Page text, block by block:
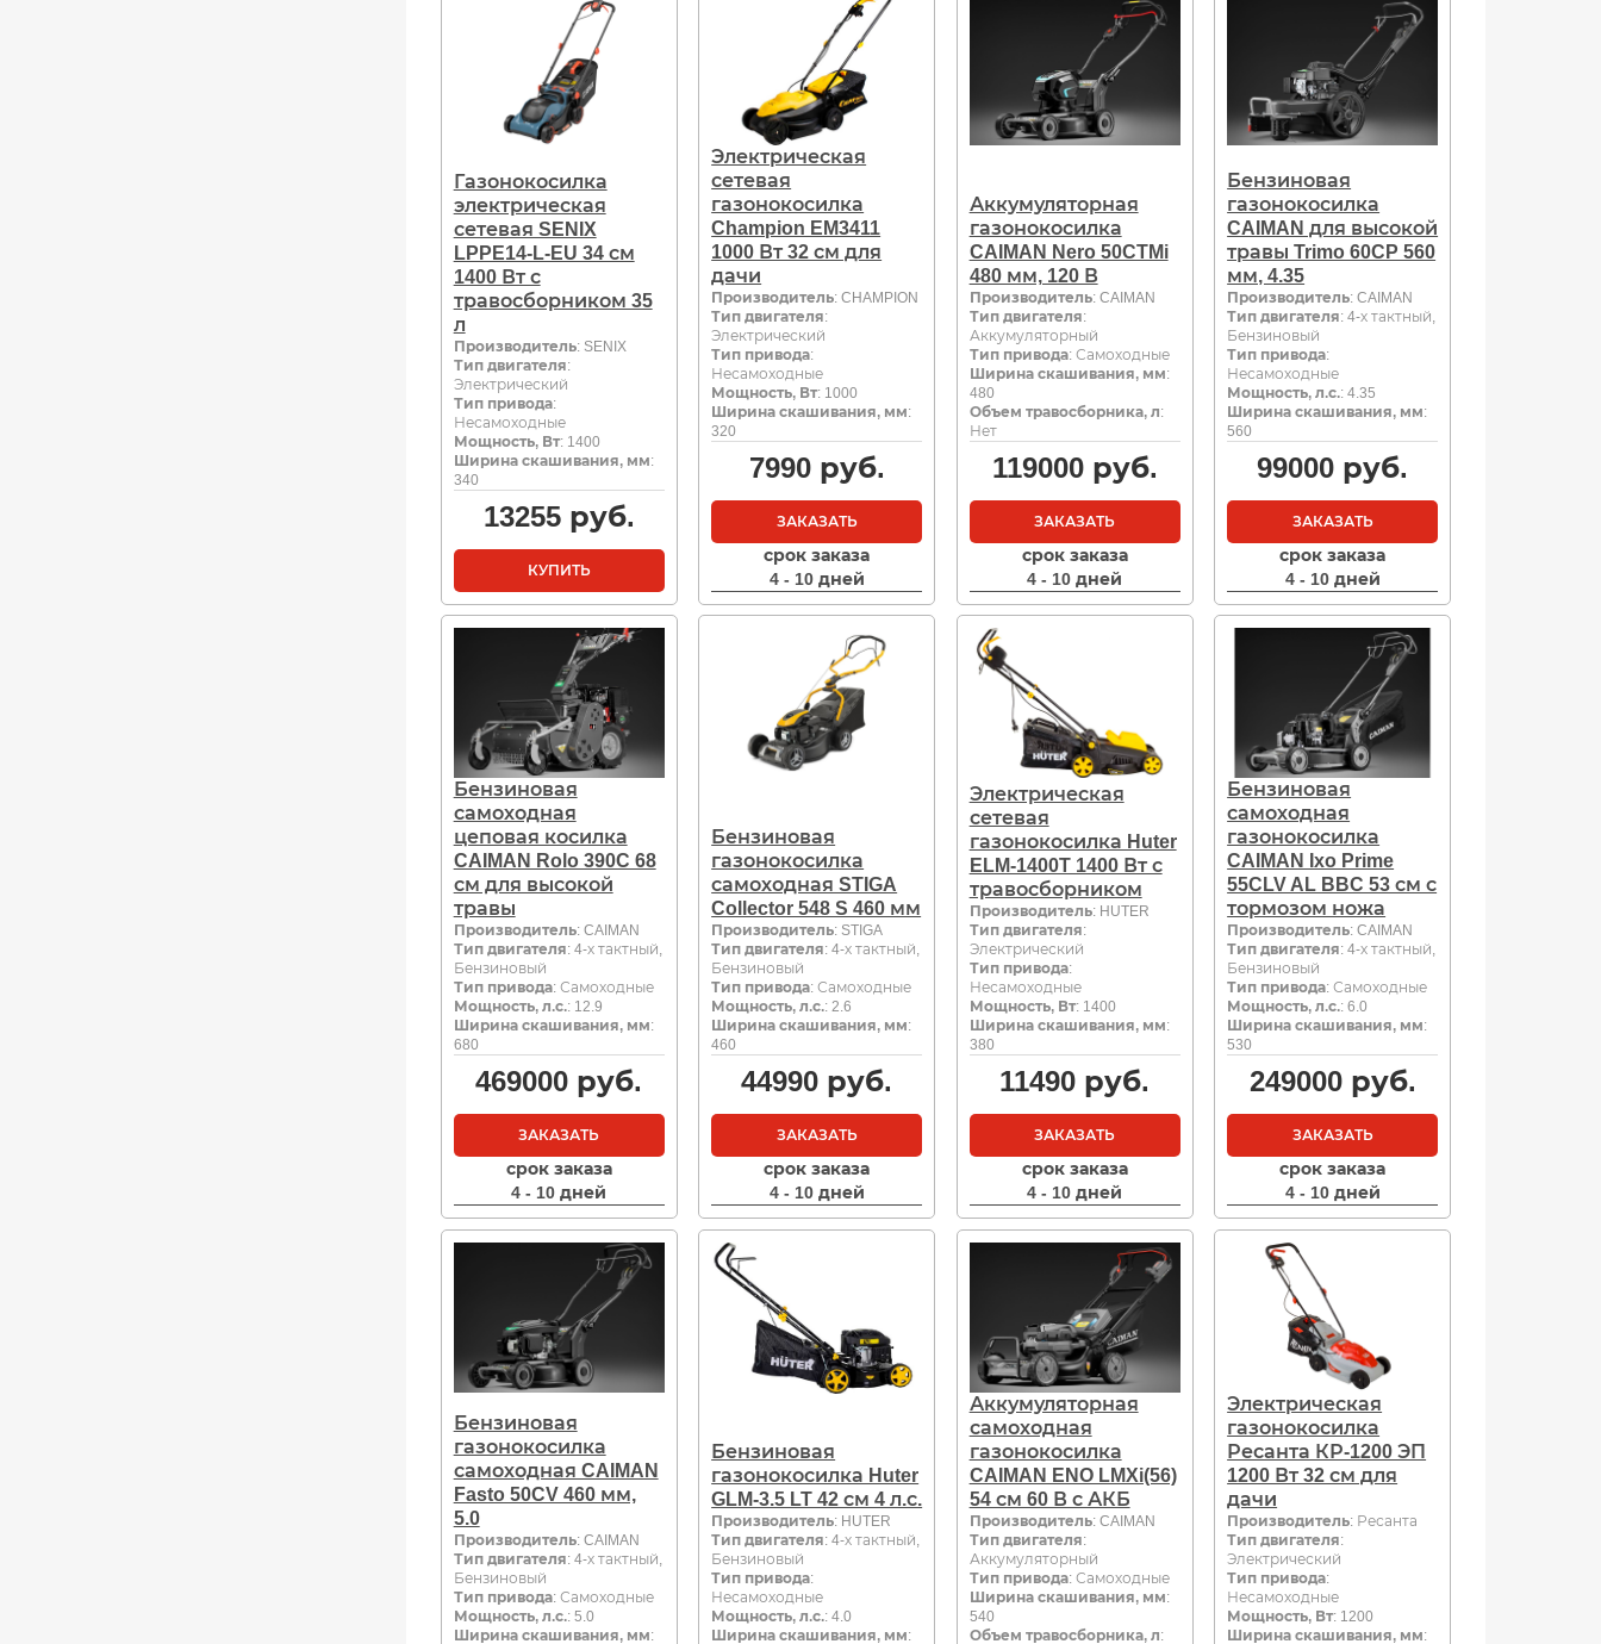
Газонокосилка
электрическая
сетевая SENIX
LPPE14-L-EU 34 см
1400 Вт с
травосборником 35
л
Производитель: SENIX
Тип двигателя:
Электрический
Тип привода:
Несамоходные
Мощность, Вт: 1400
Ширина скашивания, мм:
340
13255руб.
КУПИТЬ
Электрическая
сетевая
газонокосилка
Champion EM3411
1000 Вт 32 см для
дачи
Производитель: CHAMPION
Тип двигателя:
Электрический
Тип привода:
Несамоходные
Мощность, Вт: 1000
Ширина скашивания, мм:
320
7990руб.
ЗАКАЗАТЬ
срок заказа
4 - 10 дней
Аккумуляторная
газонокосилка
CAIMAN Nero 50CTMi
480 мм, 120 В
Производитель: CAIMAN
Тип двигателя:
Аккумуляторный
Тип привода: Самоходные
Ширина скашивания, мм:
480
Объем травосборника, л:
Нет
119000руб.
ЗАКАЗАТЬ
срок заказа
4 - 10 дней
Бензиновая
газонокосилка
CAIMAN для высокой
травы Trimo 60CP 560
мм, 4.35
Производитель: CAIMAN
Тип двигателя: 4-х тактный,
Бензиновый
Тип привода:
Несамоходные
Мощность, л.с.: 4.35
Ширина скашивания, мм:
560
99000 руб.
ЗАКАЗАТЬ
срок заказа
4 - 10 дней
Бензиновая
самоходная
цеповая косилка
CAIMAN Rolo 390C 68
см для высокой
травы
Производитель: CAIMAN
Тип двигателя: 4-х тактный,
Бензиновый
Тип привода: Самоходные
Мощность, л.с.: 12.9
Ширина скашивания, мм:
680
469000 руб.
ЗАКАЗАТЬ
срок заказа
4 - 10 дней
Бензиновая
газонокосилка
самоходная STIGA
Collector 548 S 460 мм
Производитель: STIGA
Тип двигателя: 4-х тактный,
Бензиновый
Тип привода: Самоходные
Мощность, л.с.: 2.6
Ширина скашивания, мм:
460
44990 руб.
ЗАКАЗАТЬ
срок заказа
4 - 10 дней
Электрическая
сетевая
газонокосилка Huter
ELM-1400T 1400 Вт с
травосборником
Производитель: HUTER
Тип двигателя:
Электрический
Тип привода:
Несамоходные
Мощность, Вт: 1400
Ширина скашивания, мм:
380
11490 руб.
ЗАКАЗАТЬ
срок заказа
4 - 10 дней
Бензиновая
самоходная
газонокосилка
CAIMAN Ixo Prime
55CLV AL BBC 53 см с
тормозом ножа
Производитель: CAIMAN
Тип двигателя: 4-х тактный,
Бензиновый
Тип привода: Самоходные
Мощность, л.с.: 6.0
Ширина скашивания, мм:
530
249000руб.
ЗАКАЗАТЬ
срок заказа
4 - 10 дней
Бензиновая
газонокосилка
самоходная CAIMAN
Fasto 50CV 460 мм,
5.0
Производитель: CAIMAN
Тип двигателя: 4-х тактный,
Бензиновый
Тип привода: Самоходные
Мощность, л.с.: 5.0
Ширина скашивания, мм:
Бензиновая
газонокосилка Huter
GLM-3.5 LT 42 см 4 л.с.
Производитель: HUTER
Тип двигателя: 4-х тактный,
Бензиновый
Тип привода:
Несамоходные
Мощность, л.с.: 4.0
Ширина скашивания, мм:
Аккумуляторная
самоходная
газонокосилка
CAIMAN ENO LMXi(56)
54 см 60 В с АКБ
Производитель: CAIMAN
Тип двигателя:
Аккумуляторный
Тип привода: Самоходные
Ширина скашивания, мм:
540
Объем травосборника, л:
Электрическая
газонокосилка
Ресанта КР-1200 ЭП
1200 Вт 32 см для
дачи
Производитель: Ресанта
Тип двигателя:
Электрический
Тип привода:
Несамоходные
Мощность, Вт: 1200
Ширина скашивания, мм: